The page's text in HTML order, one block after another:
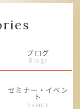
ブログ
Blogs
セミナー・イベン
ト
Events